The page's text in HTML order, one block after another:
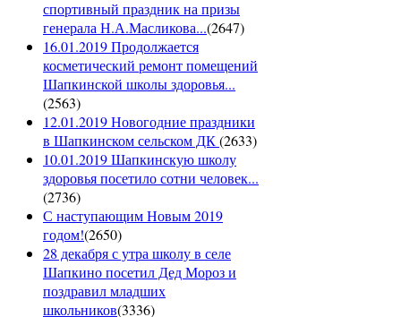
спортивный праздник на призы
генерала Н.А.Масликова...(2647)
16.01.2019 Продолжается
косметический ремонт помещений
Шапкинской школы здоровья...
(2563)
12.01.2019 Новогодние праздники
в Шапкинском сельском ДК(2633)
10.01.2019 Шапкинскую школу
здоровья посетило сотни человек...
(2736)
С наступающим Новым 2019
годом!(2650)
28 декабря с утра школу в селе
Шапкино посетил Дед Мороз и
поздравил младших
школьников(3336)